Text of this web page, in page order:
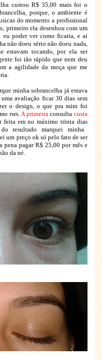
custou R$ 35,00 mais foi o
porque, o ambiente é
do momento a profissional
primeiro ela desenhou com um
poder ver como ficaria, e ai
não doeu sério não doeu nada,
estavam tocando, por ela ser
foi tão rápido que nem deu
a agilidade da moça que me
minha sobrancelha já estava
avaliação ficar 30 dias sem
o design, o que pra mim foi
rsrs. A primeiraconsulta custa
feita em no máximo trinta dias
resultado marquei minha
um preço ok só pelo fato de ser
pena pagar R$ 25,00 por mês e
da né.